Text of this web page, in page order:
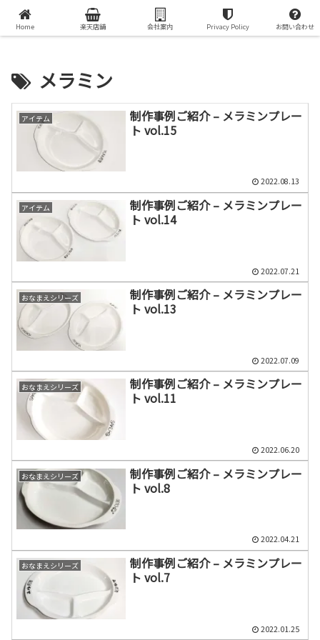
オリジナルプリントグッズで世界で一つの贈り物を
メラミン
アイテム
制作事例ご紹介 – メラミンプレー
ト vol.15
2022.08.13
アイテム
制作事例ご紹介 – メラミンプレー
ト vol.14
2022.07.21
おなまえシリーズ
制作事例ご紹介 – メラミンプレー
ト vol.13
2022.07.09
おなまえシリーズ
制作事例ご紹介 – メラミンプレー
ト vol.11
2022.06.20
おなまえシリーズ
制作事例ご紹介 – メラミンプレー
ト vol.8
2022.04.21
おなまえシリーズ
制作事例ご紹介 – メラミンプレー
ト vol.7
2022.01.25
Home 楽天店舗 会社案内 Privacy Policy お問い合わせ